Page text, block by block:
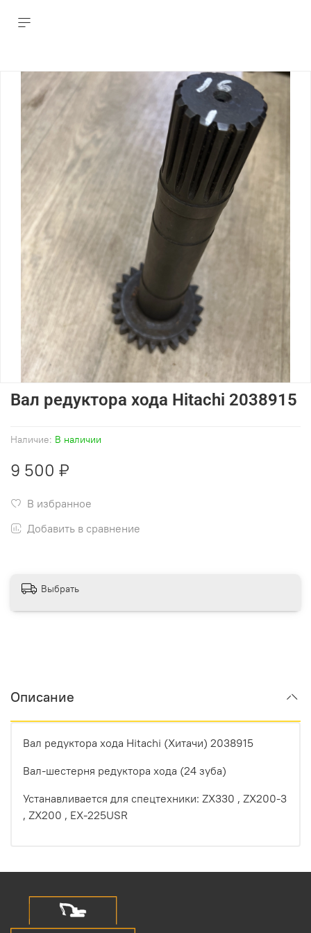
Наличие: В наличии
Вал редуктора хода Hitachi 2038915
9 500 ₽
В избранное
Добавить в сравнение
Выбрать
Описание
Вал редуктора хода Hitachi (Хитачи) 2038915
Вал-шестерня редуктора хода (24 зуба)
Устанавливается для спецтехники: ZX330 , ZX200-3
, ZX200 , EX-225USR